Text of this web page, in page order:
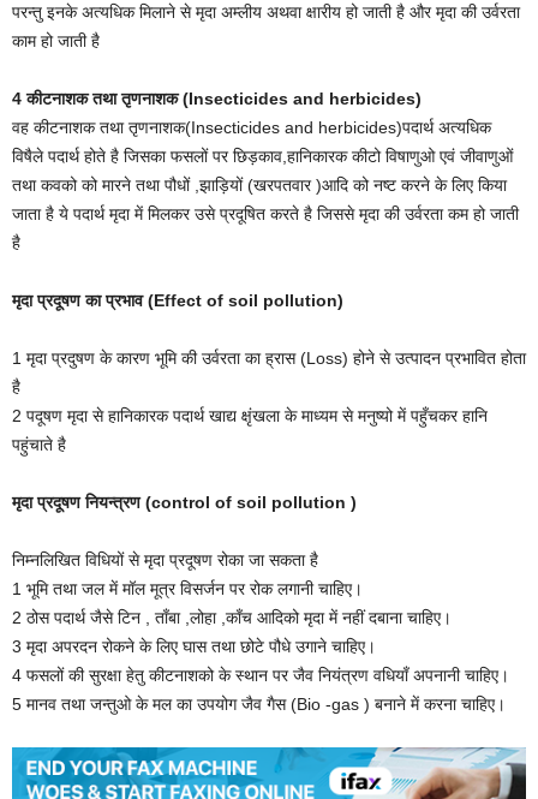
परन्तु इनके अत्यधिक मिलाने से मृदा अम्लीय अथवा क्षारीय हो जाती है और मृदा की उर्वरता
काम हो जाती है
4 कीटनाशक तथा तृणनाशक (Insecticides and herbicides)
वह कीटनाशक तथा तृणनाशक(Insecticides and herbicides)पदार्थ अत्यधिक
विषैले पदार्थ होते है जिसका फसलों पर छिड़काव,हानिकारक कीटो विषाणुओ एवं जीवाणुओं
तथा कवको को मारने तथा पौधों ,झाड़ियों (खरपतवार )आदि को नष्ट करने के लिए किया
जाता है ये पदार्थ मृदा में मिलकर उसे प्रदूषित करते है जिससे मृदा की उर्वरता कम हो जाती
है
मृदा प्रदूषण का प्रभाव (Effect of soil pollution)
1 मृदा प्रदुषण के कारण भूमि की उर्वरता का ह्रास (Loss) होने से उत्पादन प्रभावित होता
है
2 पदूषण मृदा से हानिकारक पदार्थ खाद्य क्षृंखला के माध्यम से मनुष्यो में पहुँचकर हानि
पहुंचाते है
मृदा प्रदूषण नियन्त्रण (control of soil pollution )
निम्नलिखित विधियों से मृदा प्रदूषण रोका जा सकता है
1 भूमि तथा जल में मॉल मूत्र विसर्जन पर रोक लगानी चाहिए।
2 ठोस पदार्थ जैसे टिन , ताँबा ,लोहा ,काँच आदिको मृदा में नहीं दबाना चाहिए।
3 मृदा अपरदन रोकने के लिए घास तथा छोटे पौधे उगाने चाहिए।
4 फसलों की सुरक्षा हेतु कीटनाशको के स्थान पर जैव नियंत्रण वधियाँ अपनानी चाहिए।
5 मानव तथा जन्तुओ के मल का उपयोग जैव गैस (Bio -gas ) बनाने में करना चाहिए।